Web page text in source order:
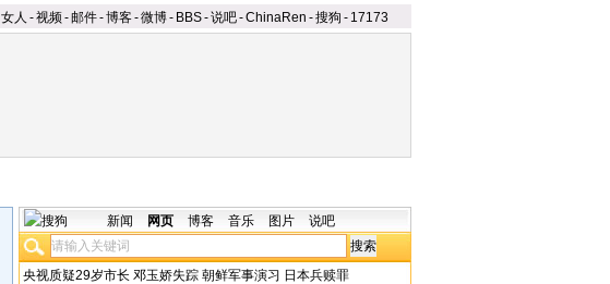
女人 -视频-邮件-博客-微博- BBS-说吧-ChinaRen -搜狗 - 17173
新闻 网页 博客 音乐 图片 说吧
央视质疑29岁市长 邓玉娇失踪 朝鲜军事演习 日本兵赎罪